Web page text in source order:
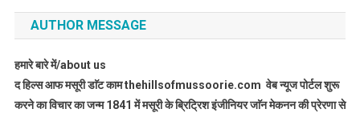
AUTHOR MESSAGE
हमारे बारे में/about us
द हिल्स आफ मसूरी डाॅट काम thehillsofmussoorie.com वेब न्यूज पोर्टल शुरू
करने का विचार का जन्म 1841 में मसूरी के ब्रिट्रिश इंजीनियर जाॅन मेकनन की प्रेरणा से